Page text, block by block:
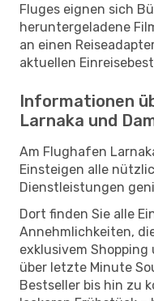
Fluges eignen sich
heruntergeladene
an einen
aktuellen
Informationen
Larnaka und
Am Flughafen
Einsteigen alle
Dienstleistungen
Dort finden Sie alle
Annehmlichkeiten,
exklusivem
über letzte Minute
Bestseller bis hin zu